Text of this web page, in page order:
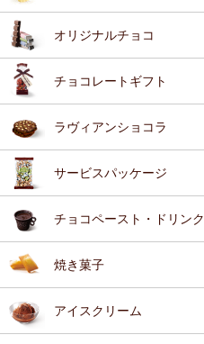
オリジナルチョコ
チョコレートギフト
ラヴィアンショコラ
サービスパッケージ
チョコペースト・ドリンク
焼き菓子
アイスクリーム